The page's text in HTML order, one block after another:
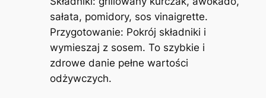
sałata, pomidory, sos vinaigrette.
Przygotowanie: Pokrój składniki i
wymieszaj z sosem. To szybkie i
zdrowe danie pełne wartości
odżywczych.